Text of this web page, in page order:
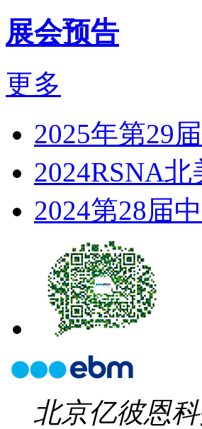
展会预告
更多
2025年第29
2024RSNA
2024第28届
北京亿彼恩